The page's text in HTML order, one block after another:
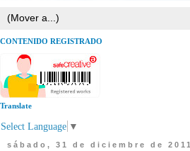
CONTENIDO REGISTRADO
Translate
Select Language ▼
sábado, 31 de diciembre de 2011